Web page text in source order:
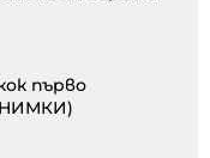
първо